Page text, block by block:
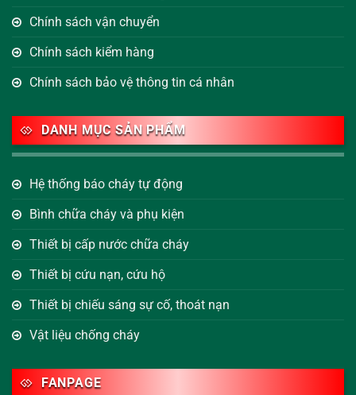
Chính sách vận chuyển
Chính sách kiểm hàng
Chính sách bảo vệ thông tin cá nhân
DANH MỤC SẢN PHẨM
Hệ thống báo cháy tự động
Bình chữa cháy và phụ kiện
Thiết bị cấp nước chữa cháy
Thiết bị cứu nạn, cứu hộ
Thiết bị chiếu sáng sự cố, thoát nạn
Vật liệu chống cháy
FANPAGE